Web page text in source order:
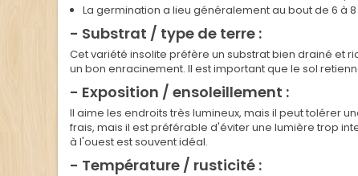
La germination a lieu généralement au bout de 6 à
- Substrat / type de terre :
Cet variété insolite préfère un substrat bien drainé et
un bon enracinement. Il est important que le sol
- Exposition / ensoleillement :
Il aime les endroits très lumineux, mais il peut tolérer
frais, mais il est préférable d'éviter une lumière trop
à l'ouest est souvent idéal.
- Température / rusticité :